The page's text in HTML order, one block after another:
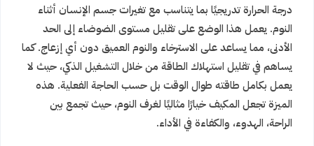
درجة الحرارة تدريجيًا بما يتناسب مع تغيرات جسم الإنسان أثناء
النوم. يعمل هذا الوضع على تقليل مستوى الضوضاء إلى الحد
الأدنى، مما يساعد على الاسترخاء والنوم العميق دون أي إزعاج. كما
يساهم في تقليل استهلاك الطاقة من خلال التشغيل الذكي، حيث لا
يعمل بكامل طاقته طوال الوقت بل حسب الحاجة الفعلية. هذه
الميزة تجعل المكيف خيارًا مثاليًا لغرف النوم، حيث تجمع بين
الراحة، الهدوء، والكفاءة في الأداء.